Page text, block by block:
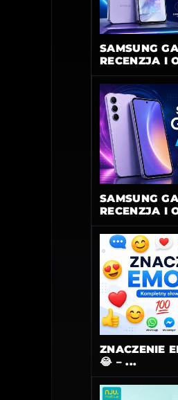
SAMSUNG
RECENZJA I
SAMSUNG
RECENZJA I
ZNACZENIE
😂 – ...